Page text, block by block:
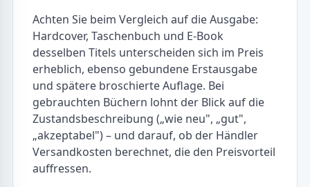
Achten Sie beim Vergleich auf die Ausgabe:
Hardcover, Taschenbuch und E-Book
desselben Titels unterscheiden sich im Preis
erheblich, ebenso gebundene Erstausgabe
und spätere broschierte Auflage. Bei
gebrauchten Büchern lohnt der Blick auf die
Zustandsbeschreibung („wie neu", „gut",
„akzeptabel") – und darauf, ob der Händler
Versandkosten berechnet, die den Preisvorteil
auffressen.